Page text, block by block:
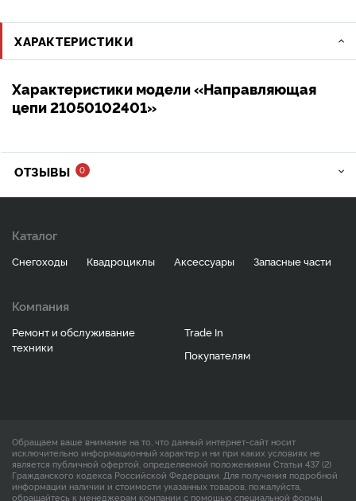
ХАРАКТЕРИСТИКИ
Характеристики модели «Направляющая
цепи 21050102401»
ОТЗЫВЫ 0
Каталог
Снегоходы Квадроциклы Аксессуары Запасные части
Компания
Ремонт и обслуживание
техники
Trade In
Покупателям
Обращаем ваше внимание на то, что данный интернет-сайт носит
исключительно информационный характер и ни при каких условиях не
является публичной офертой, определяемой положениями Статьи 437 (2)
Гражданского кодекса Российской Федерации. Для получения подробной
информации наличии и стоимости указанных товаров, пожалуйста,
обращайтесь к менеджерам компании с помощью специальной формы